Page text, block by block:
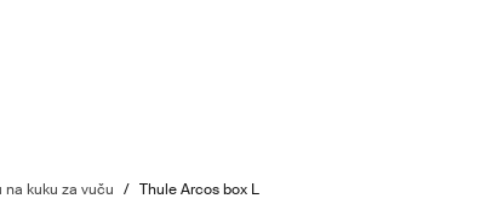
kuku za vuču / Thule Arcos box L